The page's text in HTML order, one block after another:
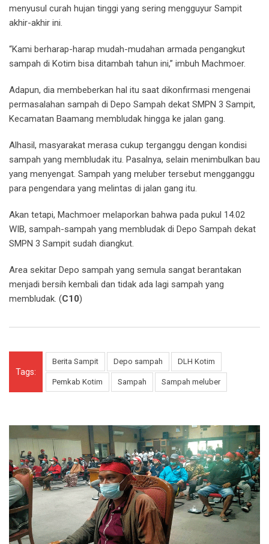
menyusul curah hujan tinggi yang sering mengguyur Sampit
akhir-akhir ini.
“Kami berharap-harap mudah-mudahan armada pengangkut
sampah di Kotim bisa ditambah tahun ini,” imbuh Machmoer.
Adapun, dia membeberkan hal itu saat dikonfirmasi mengenai
permasalahan sampah di Depo Sampah dekat SMPN 3 Sampit,
Kecamatan Baamang membludak hingga ke jalan gang.
Alhasil, masyarakat merasa cukup terganggu dengan kondisi
sampah yang membludak itu. Pasalnya, selain menimbulkan bau
yang menyengat. Sampah yang meluber tersebut mengganggu
para pengendara yang melintas di jalan gang itu.
Akan tetapi, Machmoer melaporkan bahwa pada pukul 14.02
WIB, sampah-sampah yang membludak di Depo Sampah dekat
SMPN 3 Sampit sudah diangkut.
Area sekitar Depo sampah yang semula sangat berantakan
menjadi bersih kembali dan tidak ada lagi sampah yang
membludak. (C10)
Tags:
Berita Sampit Depo sampah DLH Kotim
Pemkab Kotim Sampah Sampah meluber